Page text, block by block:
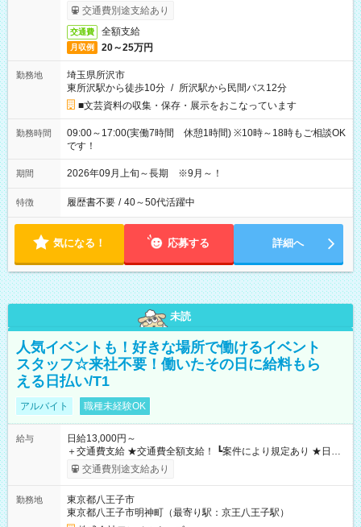
交通費別途支給あり
交通費 全額支給
月収例 20～25万円
勤務地
埼玉県所沢市
東所沢駅から徒歩10分 / 所沢駅から民間バス12分
■文芸資料の収集・保存・展示をおこなっています
勤務時間
09:00～17:00(実働7時間 休憩1時間) ※10時～18時もご相談OK
です！
期間 2026年09月上旬～長期 ※9月～！
特徴 履歴書不要 / 40～50代活躍中
気になる！ 応募する 詳細へ
未読
人気イベントも！好きな場所で働けるイベント
スタッフ☆来社不要！働いたその日に給料もら
える日払い/T1
アルバイト 職種未経験OK
給与
日給13,000円～
＋交通費支給 ★交通費全額支給！ ┗案件により規定あり ★日払
いOK！（規定あり） ┗働いたその日に現金GET♪ お仕事後はコ
ンビニATMから 日払い分を引き落とせます！ 【試用期間】試
交通費別途支給あり
勤務地
東京都八王子市
東京都八王子市明神町（最寄り駅：京王八王子駅）